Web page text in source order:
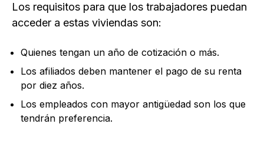
Los requisitos para que los trabajadores puedan
acceder a estas viviendas son:
Quienes tengan un año de cotización o más.
Los afiliados deben mantener el pago de su renta
por diez años.
Los empleados con mayor antigüedad son los que
tendrán preferencia.